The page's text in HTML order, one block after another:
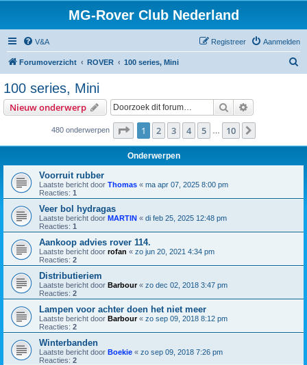
MG-Rover Club Nederland
V&A Aanmelden
Registreer
Forumoverzicht ROVER 100 series, Mini
100 series, Mini
Nieuw onderwerp Zoek
480 onderwerpen Pagina van 10
1 2 3 4 5 10
Onderwerpen
Voorruit rubber
Laatste bericht door Thomas « ma apr 07, 2025 8:00 pm
Reacties: 1
Veer bol hydragas
Laatste bericht door MARTIN « di feb 25, 2025 12:48 pm
Reacties: 1
Aankoop advies rover 114.
Laatste bericht door rofan « zo jun 20, 2021 4:34 pm
Reacties: 2
Distributieriem
Laatste bericht door Barbour« zo dec 02, 2018 3:47 pm
Reacties: 2
Lampen voor achter doen het niet meer
Laatste bericht door Barbour« zo sep 09, 2018 8:12 pm
Reacties: 2
Winterbanden
Laatste bericht door Boekie « zo sep 09, 2018 7:26 pm
Reacties: 2